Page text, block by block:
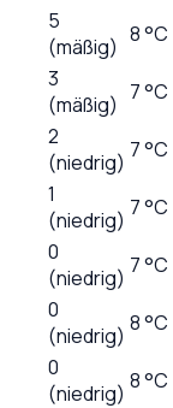
5
(mäßig) 8 °C
3
(mäßig) 7 °C
2
(niedrig) 7 °C
1
(niedrig) 7 °C
0
(niedrig) 7 °C
0
(niedrig) 8 °C
0
(niedrig) 8 °C